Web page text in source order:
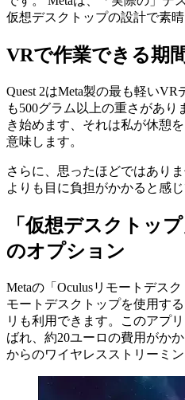
なポートフォリオページ
え